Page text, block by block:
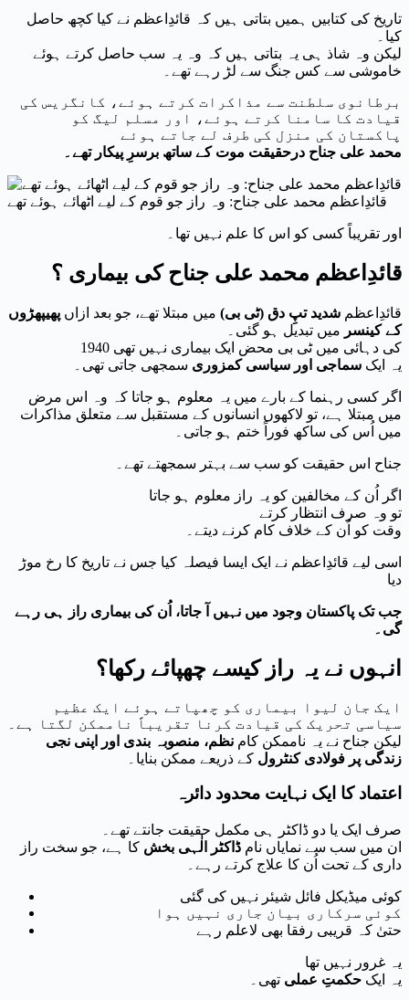
تاریخ کی کتابیں ہمیں بتاتی ہیں کہ قائدِاعظم نے کیا کچھ حاصل
کیا۔
لیکن وہ شاذ ہی یہ بتاتی ہیں کہ وہ یہ سب حاصل کرتے ہوئے
خاموشی سے کس جنگ سے لڑ رہے تھے۔
برطانوی سلطنت سے مذاکرات کرتے ہوئے، کانگریس کی
قیادت کا سامنا کرتے ہوئے، اور مسلم لیگ کو
پاکستان کی منزل کی طرف لے جاتے ہوئے
محمد علی جناح درحقیقت موت کے ساتھ برسرِ پیکار تھے۔
قائدِاعظم محمد علی جناح: وہ راز جو قوم کے لیے اٹھائے ہوئے تھے
اور تقریباً کسی کو اس کا علم نہیں تھا۔
قائدِاعظم محمد علی جناح کی بیماری ؟
قائدِاعظم شدید تپِ دق (ٹی بی) میں مبتلا تھے، جو بعد ازاں پھیپھڑوں
کے کینسر میں تبدیل ہو گئی۔
1940 کی دہائی میں ٹی بی محض ایک بیماری نہیں تھی
یہ ایک سماجی اور سیاسی کمزوری سمجھی جاتی تھی۔
اگر کسی رہنما کے بارے میں یہ معلوم ہو جاتا کہ وہ اس مرض
میں مبتلا ہے، تو لاکھوں انسانوں کے مستقبل سے متعلق مذاکرات
میں اُس کی ساکھ فوراً ختم ہو جاتی۔
جناح اس حقیقت کو سب سے بہتر سمجھتے تھے۔
اگر اُن کے مخالفین کو یہ راز معلوم ہو جاتا
تو وہ صرف انتظار کرتے
وقت کو اُن کے خلاف کام کرنے دیتے۔
اسی لیے قائدِاعظم نے ایک ایسا فیصلہ کیا جس نے تاریخ کا رخ موڑ
دیا
جب تک پاکستان وجود میں نہیں آ جاتا، اُن کی بیماری راز ہی رہے
گی۔
انہوں نے یہ راز کیسے چھپائے رکھا؟
ایک جان لیوا بیماری کو چھپاتے ہوئے ایک عظیم
سیاسی تحریک کی قیادت کرنا تقریباً ناممکن لگتا ہے۔
لیکن جناح نے یہ ناممکن کام نظم، منصوبہ بندی اور اپنی نجی
زندگی پر فولادی کنٹرول کے ذریعے ممکن بنایا۔
اعتماد کا ایک نہایت محدود دائرہ
صرف ایک یا دو ڈاکٹر ہی مکمل حقیقت جانتے تھے۔
ان میں سب سے نمایاں نام ڈاکٹر الٰہی بخش کا ہے، جو سخت راز
داری کے تحت اُن کا علاج کرتے رہے۔
کوئی میڈیکل فائل شیئر نہیں کی گئی
کوئی سرکاری بیان جاری نہیں ہوا
حتیٰ کہ قریبی رفقا بھی لاعلم رہے
یہ غرور نہیں تھا
یہ ایک حکمتِ عملی تھی۔